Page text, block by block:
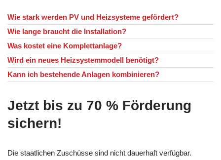
Wie stark werden PV und Heizsysteme gefördert?
Wie lange braucht die Installation?
Was kostet eine Komplettanlage?
Wird ein neues Heizsystemmodell benötigt?
Kann ich bestehende Anlagen kombinieren?
Jetzt bis zu 70 % Förderung
sichern!
Die staatlichen Zuschüsse sind nicht dauerhaft verfügbar.